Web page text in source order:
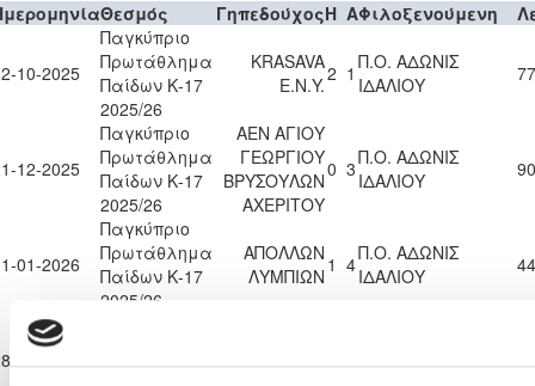
Θεσμός ΓηπεδούχοςH AΦιλοξενούμενη
10-2025
Παγκύπριο
Πρωτάθλημα
Παίδων Κ-17
2025/26
KRASAVA
Ε.Ν.Y.2 1 Π.Ο. ΑΔΩΝΙΣ
ΙΔΑΛΙΟΥ
12-2025
Παγκύπριο
Πρωτάθλημα
Παίδων Κ-17
2025/26
ΑΕΝ ΑΓΙΟΥ
ΓΕΩΡΓΙΟΥ
ΒΡΥΣΟΥΛΩΝ
ΑΧΕΡΙΤΟΥ
0 3Π.Ο. ΑΔΩΝΙΣ
ΙΔΑΛΙΟΥ
01-2026
Παγκύπριο
Πρωτάθλημα
Παίδων Κ-17
2025/26
ΑΠΟΛΛΩΝ
ΛΥΜΠΙΩΝ 1 4Π.Ο. ΑΔΩΝΙΣ
ΙΔΑΛΙΟΥ
01-2026
Παίδων Κ-17
ΙΔΑΛΙΟΥ3 5SOCCER WORLD